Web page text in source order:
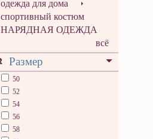
одежда для дома
спортивный костюм
НАРЯДНАЯ ОДЕЖДА
всё
Размер
50
52
54
56
58